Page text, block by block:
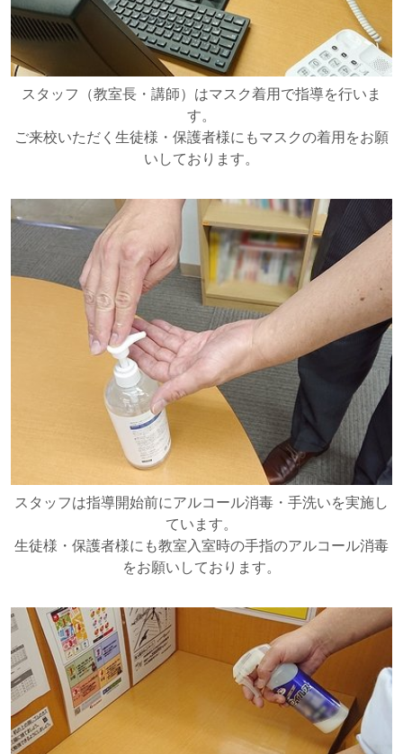
スタッフ（教室長・講師）はマスク着用で指導を行いま
す。
ご来校いただく生徒様・保護者様にもマスクの着用をお願
いしております。
スタッフは指導開始前にアルコール消毒・手洗いを実施し
ています。
生徒様・保護者様にも教室入室時の手指のアルコール消毒
をお願いしております。